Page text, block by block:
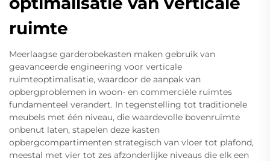
ruimte
Meerlaagse garderobekasten maken gebruik van
geavanceerde engineering voor verticale
ruimteoptimalisatie, waardoor de aanpak van
opbergproblemen in woon- en commerciële ruimtes
fundamenteel verandert. In tegenstelling tot traditionele
meubels met één niveau, die waardevolle bovenruimte
onbenut laten, stapelen deze kasten
opbergcompartimenten strategisch van vloer tot plafond,
meestal met vier tot zes afzonderlijke niveaus die elk een